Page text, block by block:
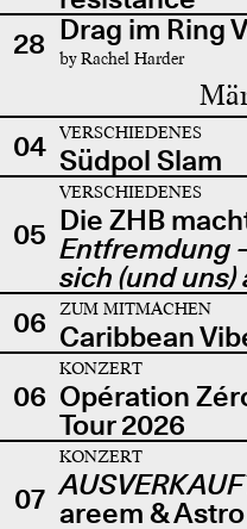
28 Drag im Ring
by Rachel Harder
04 VERSCHIEDENES
Südpol Slam
05
VERSCHIEDENES
Die ZHB
Entfremdung
sich (und
06
ZUM MITMACHEN
Caribbean
06
KONZERT
Opération
Tour 2026
07
KONZERT
areem &